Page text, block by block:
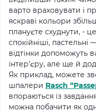
варто враховувати і
яскраві кольори
плануєте схуднути, -
спокійніші, пастельні
відтінки допоможуть
інтер'єру, але ще й
Як приклад, можете
шпалери Rasch
впораються із
можна побачити як